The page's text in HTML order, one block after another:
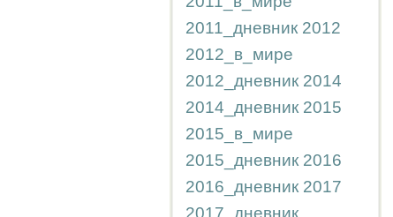
2011_дневник 2012
2012_в_мире
2012_дневник 2014
2014_дневник 2015
2015_в_мире
2015_дневник 2016
2016_дневник 2017
2017_дневник